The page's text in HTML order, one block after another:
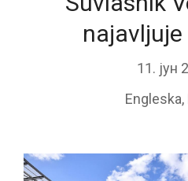
11. јун
Engleska,